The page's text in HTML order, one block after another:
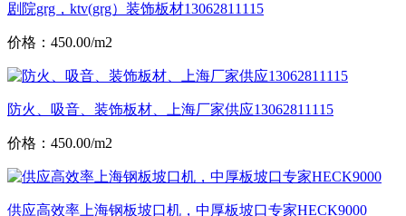
剧院grg，ktv(grg）装饰板材13062811115
价格：450.00/m2
防火、吸音、装饰板材、上海厂家供应13062811115
价格：450.00/m2
供应高效率上海钢板坡口机，中厚板坡口专家HECK9000